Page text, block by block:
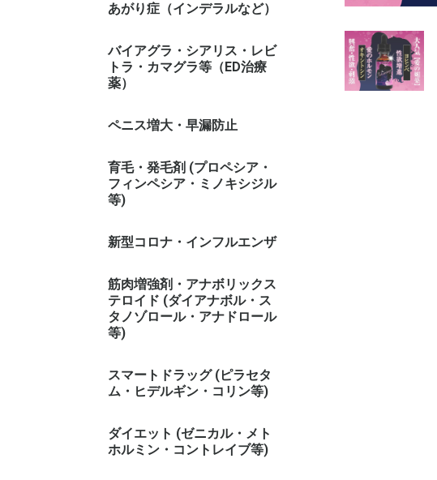
あがり症（インデラルなど）
バイアグラ・シアリス・レビ
トラ・カマグラ等（ED治療
薬）
ペニス増大・早漏防止
育毛・発毛剤 (プロペシア・
フィンペシア・ミノキシジル
等)
新型コロナ・インフルエンザ
筋肉増強剤・アナボリックス
テロイド (ダイアナボル・ス
タノゾロール・アナドロール
等)
スマートドラッグ (ピラセタ
ム・ヒデルギン・コリン等)
ダイエット (ゼニカル・メト
ホルミン・コントレイブ等)